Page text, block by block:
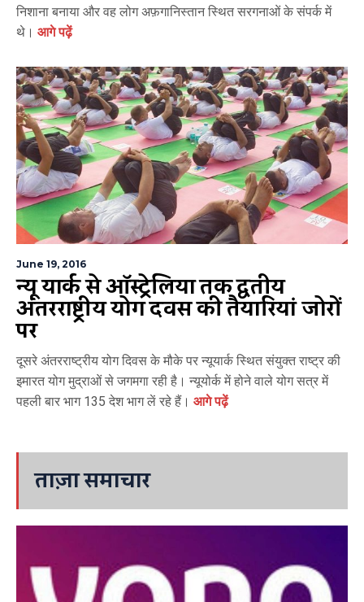
निशाना बनाया और वह लोग अफ़गानिस्तान स्थित सरगनाओं के संपर्क में
थे। आगे पढ़ें
June 19, 2016
न्यू यार्क से ऑस्ट्रेलिया तक द्वितीय
अंतरराष्ट्रीय योग दिवस की तैयारियां जोरों
पर
दूसरे अंतरराष्ट्रीय योग दिवस के मौके पर न्यूयार्क स्थित संयुक्त राष्ट्र की
इमारत योग मुद्राओं से जगमगा रही है। न्यूयोर्क में होने वाले योग सत्र में
पहली बार भाग 135 देश भाग लें रहे हैं। आगे पढ़ें
ताज़ा समाचार